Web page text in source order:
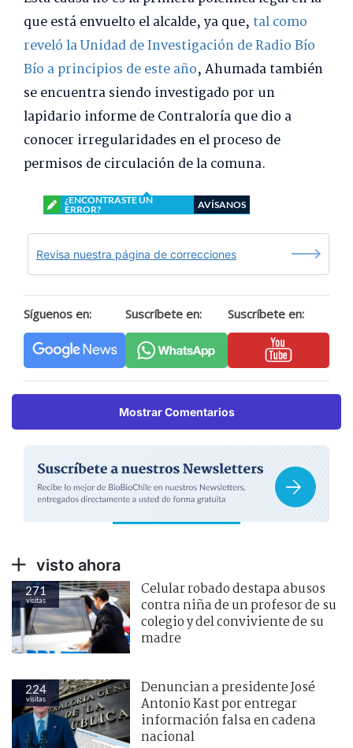
que está envuelto el alcalde, ya que, tal como
reveló la Unidad de Investigación de Radio Bío
Bío a principios de este año, Ahumada también
se encuentra siendo investigado por un
lapidario informe de Contraloría que dio a
conocer irregularidades en el proceso de
permisos de circulación de la comuna.
¿ENCONTRASTE UN
ERROR?
AVÍSANOS
Revisa nuestra página de correcciones
Síguenos en: Suscríbete en: Suscríbete en:
Mostrar Comentarios
visto ahora
271
visitas
Celular robado destapa abusos
contra niña de un profesor de su
colegio y del conviviente de su
madre
224
visitas
Denuncian a presidente José
Antonio Kast por entregar
información falsa en cadena
nacional